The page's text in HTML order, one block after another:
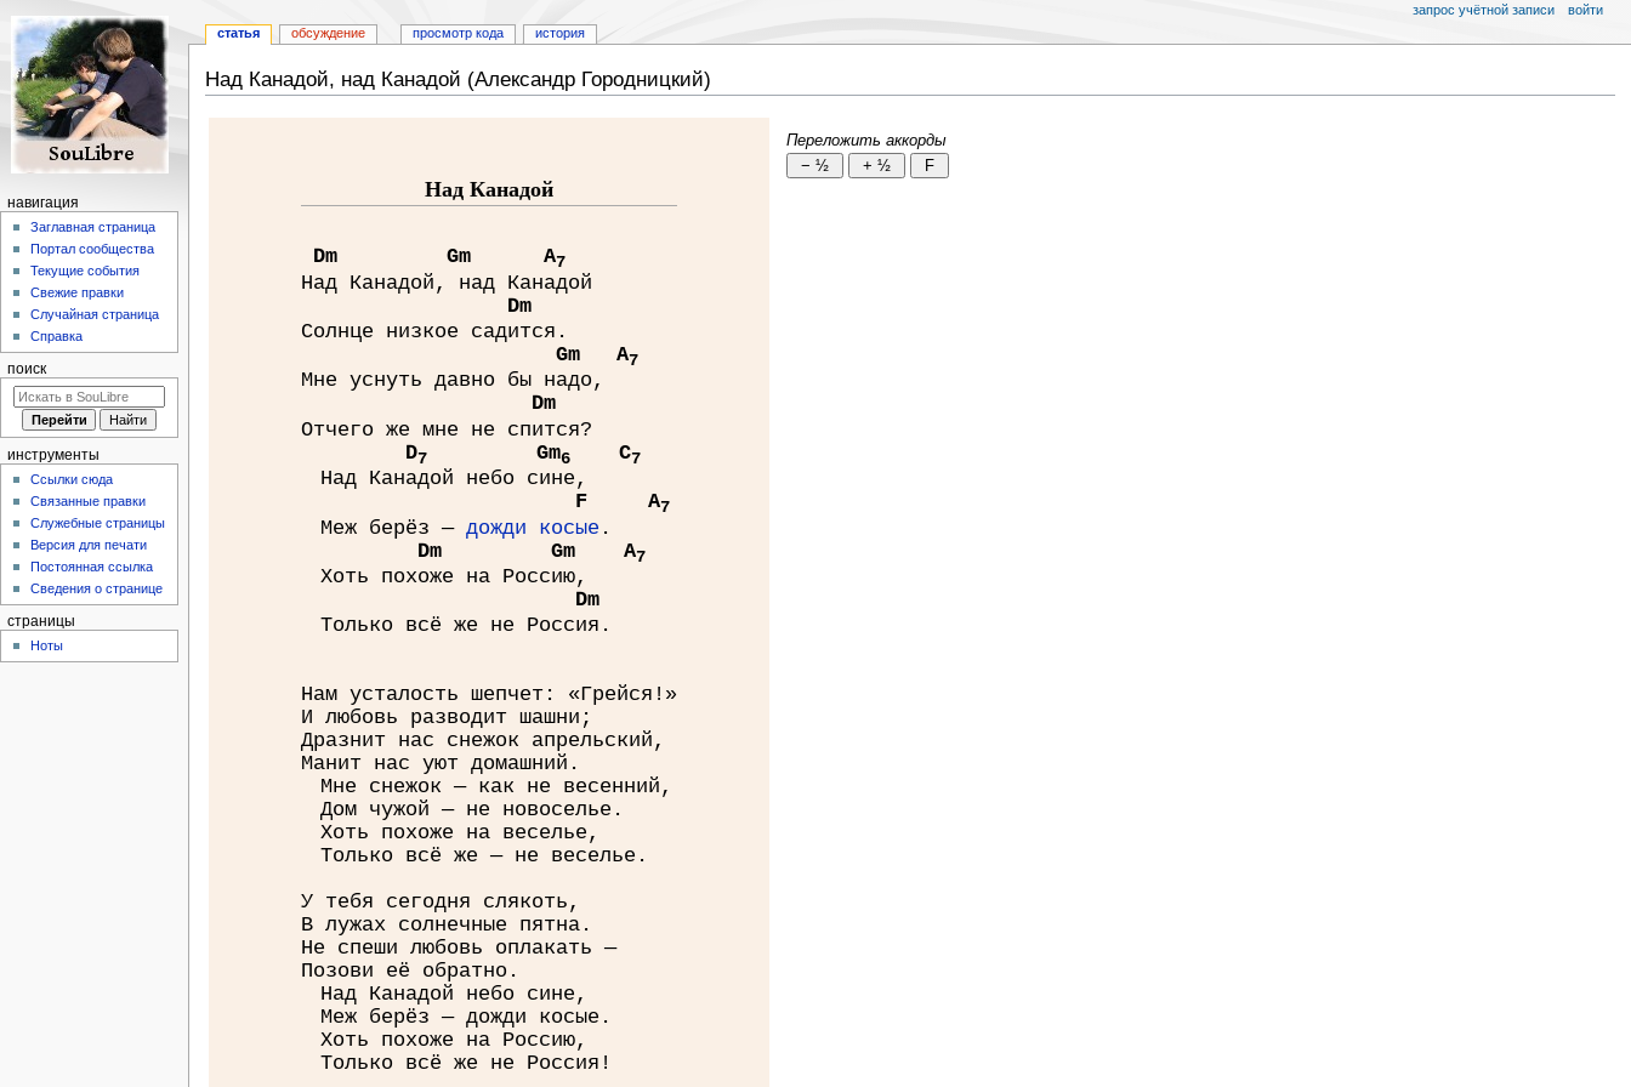
Над Канадой, над Канадой (Александр Городницкий)
Перейти
Перейти
Над Канадой
Dm Gm A7
Над Канадой, над Канадой
Dm
Солнце низкое садится.
Gm A7
Мне уснуть давно бы надо,
Dm
Отчего же мне не спится?
D7 Gm6 C7
Над Канадой небо сине,
F
A7
Меж берёз —дожди косые .
Dm Gm A7
Хоть похоже на Россию,
Dm
Только всё же не Россия.
Нам усталость шепчет: «Грейся!»
И любовь разводит шашни;
Дразнит нас снежок апрельский,
Манит нас уют домашний.
Мне снежок — как не весенний,
Дом чужой — не новоселье.
Хоть похоже на веселье,
Только всё же — не веселье.
У тебя сегодня слякоть,
В лужах солнечные пятна.
Не спеши любовь оплакать —
Позови её обратно.
Над Канадой небо сине,
Меж берёз — дожди косые.
Хоть похоже на Россию,
Только всё же не Россия!
Переложить аккорды
статья обсуждение просмотр кода история
запрос учётной записи войти
навигация
Заглавная страница
Портал сообщества
Текущие события
Свежие правки
Случайная страница
Справка
поиск
инструменты
Ссылки сюда
Связанные правки
Служебные страницы
Версия для печати
Постоянная ссылка
Сведения о странице
страницы
Ноты